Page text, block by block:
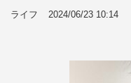
ライフ 2024/06/23 10:14